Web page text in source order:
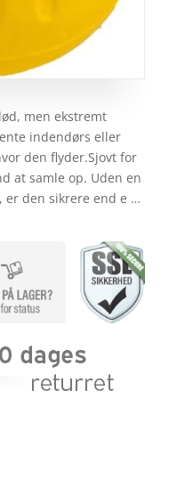
men ekstremt
indendørs eller
den flyder.Sjovt for
at samle op. Uden en
er den sikrere end e …